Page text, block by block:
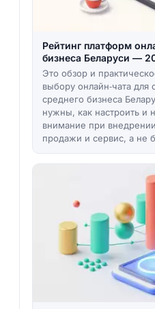
Рейтинг платформ
бизнеса Беларуси —
Это обзор и
выбору онлайн‑чата для
среднего бизнеса
нужны, как настроить и
внимание при
продажи и сервис, а не